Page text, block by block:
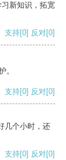
新知识，拓宽
支持[0] 反对[0]
。
支持[0] 反对[0]
几个小时，还
支持[0] 反对[0]